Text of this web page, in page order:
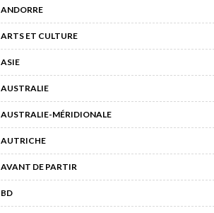
ANDORRE
ARTS ET CULTURE
ASIE
AUSTRALIE
AUSTRALIE-MÉRIDIONALE
AUTRICHE
AVANT DE PARTIR
BD